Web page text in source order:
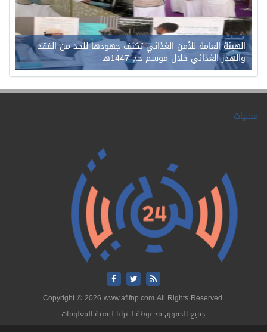
الهيئة العامة للأمن الغذائي تكثف جهودها للحد من الفقد
والهدر الغذائي خلال موسم حج 1447هـ
محليات
Copyright © 2026 www.afifnp.com All Rights Reserved.
جميع الحقوق محفوظة لـ ترانا لتقنية المعلومات